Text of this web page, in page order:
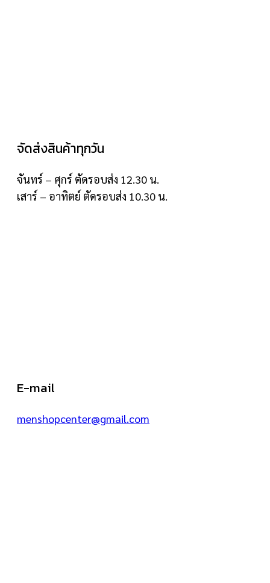
จัดส่งสินค้าทุกวัน
จันทร์ – ศุกร์ ตัดรอบส่ง 12.30 น.
เสาร์ – อาทิตย์ ตัดรอบส่ง 10.30 น.
E-mail
menshopcenter@gmail.com